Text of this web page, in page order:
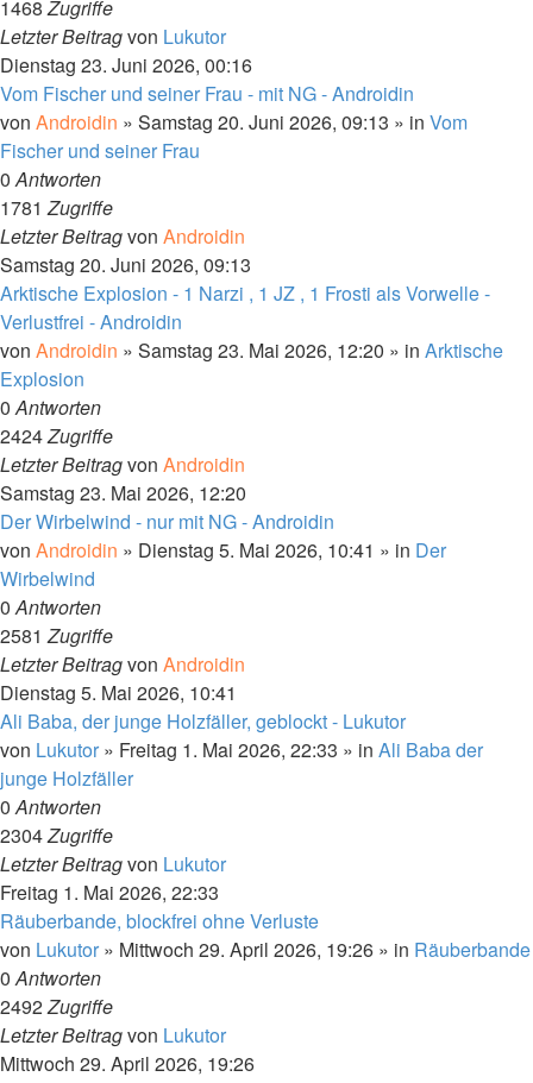
1468Zugriffe
Letzter Beitragvon Lukutor
Dienstag 23. Juni 2026, 00:16
Vom Fischer und seiner Frau - mit NG - Androidin
von Androidin » Samstag 20. Juni 2026, 09:13 » in Vom
Fischer und seiner Frau
0Antworten
1781Zugriffe
Letzter Beitragvon Androidin
Samstag 20. Juni 2026, 09:13
Arktische Explosion - 1 Narzi , 1 JZ , 1 Frosti als Vorwelle -
Verlustfrei - Androidin
von Androidin » Samstag 23. Mai 2026, 12:20 » in Arktische
Explosion
0Antworten
2424Zugriffe
Letzter Beitragvon Androidin
Samstag 23. Mai 2026, 12:20
Der Wirbelwind - nur mit NG - Androidin
von Androidin » Dienstag 5. Mai 2026, 10:41 » in Der
Wirbelwind
0Antworten
2581Zugriffe
Letzter Beitragvon Androidin
Dienstag 5. Mai 2026, 10:41
Ali Baba, der junge Holzfäller, geblockt - Lukutor
von Lukutor » Freitag 1. Mai 2026, 22:33 » in Ali Baba der
junge Holzfäller
0Antworten
2304Zugriffe
Letzter Beitragvon Lukutor
Freitag 1. Mai 2026, 22:33
Räuberbande, blockfrei ohne Verluste
von Lukutor » Mittwoch 29. April 2026, 19:26 » in Räuberbande
0Antworten
2492Zugriffe
Letzter Beitragvon Lukutor
Mittwoch 29. April 2026, 19:26